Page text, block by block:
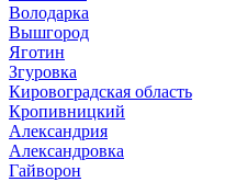
Володарка
Вышгород
Яготин
Згуровка
Кировоградская область
Кропивницкий
Александрия
Александровка
Гайворон